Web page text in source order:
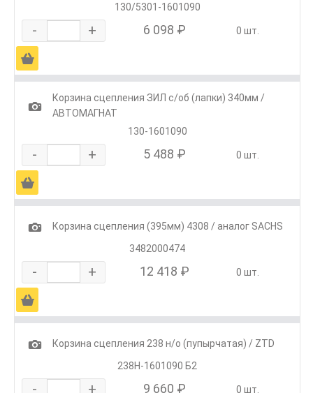
130/5301-1601090
- + 6 098 ₽ 0 шт.
Ä
1
Корзина сцепления ЗИЛ с/об (лапки) 340мм /
АВТОМАГНАТ
130-1601090
- + 5 488 ₽ 0 шт.
Ä
1
Корзина сцепления (395мм) 4308 / аналог SACHS
3482000474
- + 12 418 ₽ 0 шт.
Ä
1
Корзина сцепления 238 н/о (пупырчатая) / ZTD
238Н-1601090 Б2
- + 9 660 ₽ 0 шт.